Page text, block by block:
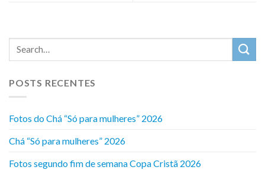
POSTS RECENTES
Fotos do Chá “Só para mulheres” 2026
Chá “Só para mulheres” 2026
Fotos segundo fim de semana Copa Cristã 2026